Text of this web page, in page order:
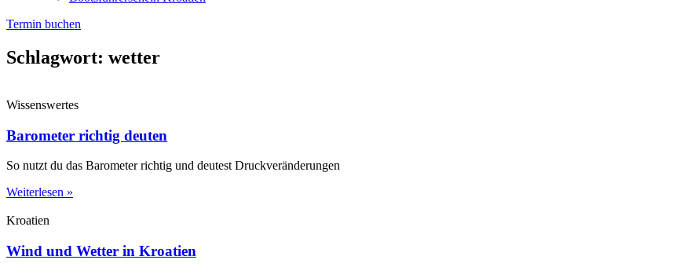
Termin buchen
Schlagwort: wetter
Wissenswertes
Barometer richtig deuten
So nutzt du das Barometer richtig und deutest Druckveränderungen
Weiterlesen »
Kroatien
Wind und Wetter in Kroatien